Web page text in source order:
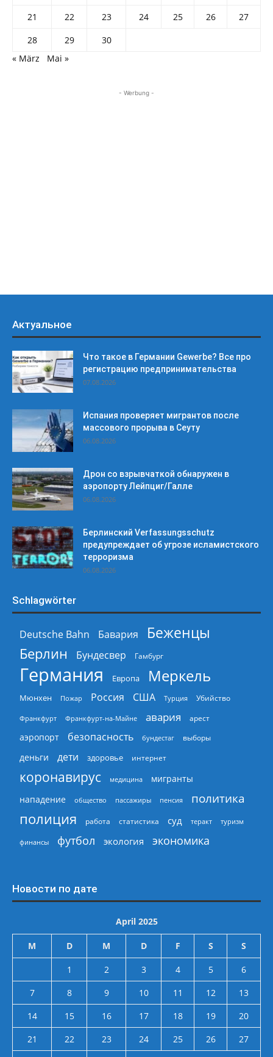
21
22 23 24 25 26
27
28
29
30
« März
Mai »
- Werbung -
Актуальное
Что такое в Германии Gewerbe? Все про
регистрацию предпринимательства
07.08.2026
Испания проверяет мигрантов после
массового прорыва в Сеуту
06.08.2026
Дрон со взрывчаткой обнаружен в
аэропорту Лейпциг/Галле
06.08.2026
Берлинский Verfassungsschutz
предупреждает об угрозе исламистского
терроризма
06.08.2026
Schlagwörter
Deutsche Bahn Бавария
Беженцы
Берлин
Бундесвер Гамбург
Германия Европа Меркель
Мюнхен Пожар Россия США Турция Убийство
Франкфурт Франкфурт-на-Майне авария арест
аэропорт безопасность бундестаг выборы
деньги дети здоровье интернет
коронавирус медицина
мигранты
нападение
общество пассажиры пенсия политика
полиция работа статистика суд теракт туризм
финансы футбол экология экономика
Новости по дате
April 2025
M D M D F S S
1 2 3 4 5
6
7
8 9 10 11 12
13
14
15 16 17 18 19
20
21
22 23 24 25 26
27